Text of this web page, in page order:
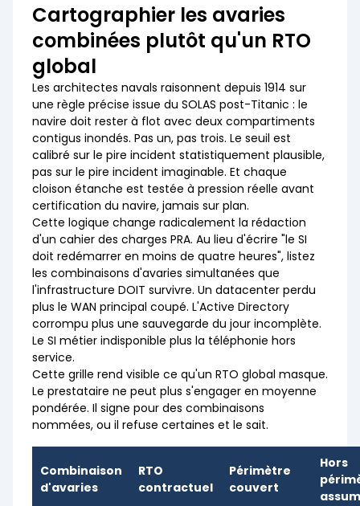
Cartographier les avaries
combinées plutôt qu'un RTO
global
Les architectes navals raisonnent depuis 1914 sur
une règle précise issue du SOLAS post-Titanic : le
navire doit rester à flot avec deux compartiments
contigus inondés. Pas un, pas trois. Le seuil est
calibré sur le pire incident statistiquement plausible,
pas sur le pire incident imaginable. Et chaque
cloison étanche est testée à pression réelle avant
certification du navire, jamais sur plan.
Cette logique change radicalement la rédaction
d'un cahier des charges PRA. Au lieu d'écrire "le SI
doit redémarrer en moins de quatre heures", listez
les combinaisons d'avaries simultanées que
l'infrastructure DOIT survivre. Un datacenter perdu
plus le WAN principal coupé. L'Active Directory
corrompu plus une sauvegarde du jour incomplète.
Le SI métier indisponible plus la téléphonie hors
service.
Cette grille rend visible ce qu'un RTO global masque.
Le prestataire ne peut plus s'engager en moyenne
pondérée. Il signe pour des combinaisons
nommées, ou il refuse certaines et le sait.
Combinaison
d'avaries
RTO
contractuel
Périmètre
couvert
Hors